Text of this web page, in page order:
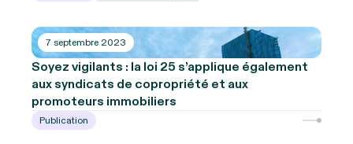
7 septembre 2023
Soyez vigilants : la loi 25 s’applique également
aux syndicats de copropriété et aux
promoteurs immobiliers
Publication